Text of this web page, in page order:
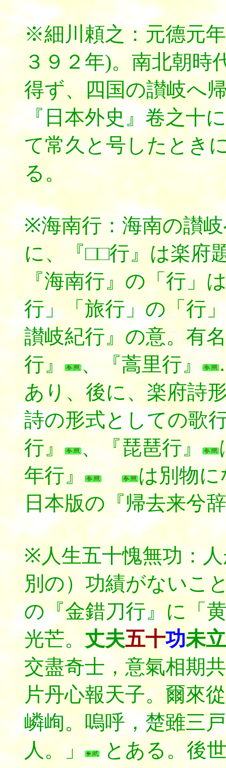
※細川頼之：元德元
３９２年)。南北朝時
得ず、四国の讃岐へ
『日本外史』卷之十
て常久と号したとき
る。
※海南行：海南の讃
に、『□□行』は楽府
『海南行』の「行」
行」「旅行」の「行
讃岐紀行』の意。有
行』
、『蒿里行』
あり、後に、楽府詩
詩の形式としての歌
行』
、『琵琶行』
年行』
は別物
日本版の『帰去来兮
※人生五十愧無功：
別の）功績がないこ
の『金錯刀行』に「
光芒。丈夫五十功未立
交盡奇士，意氣相期
片丹心報天子。爾來
嶙峋。嗚呼，楚雖三
人。」
とある。後